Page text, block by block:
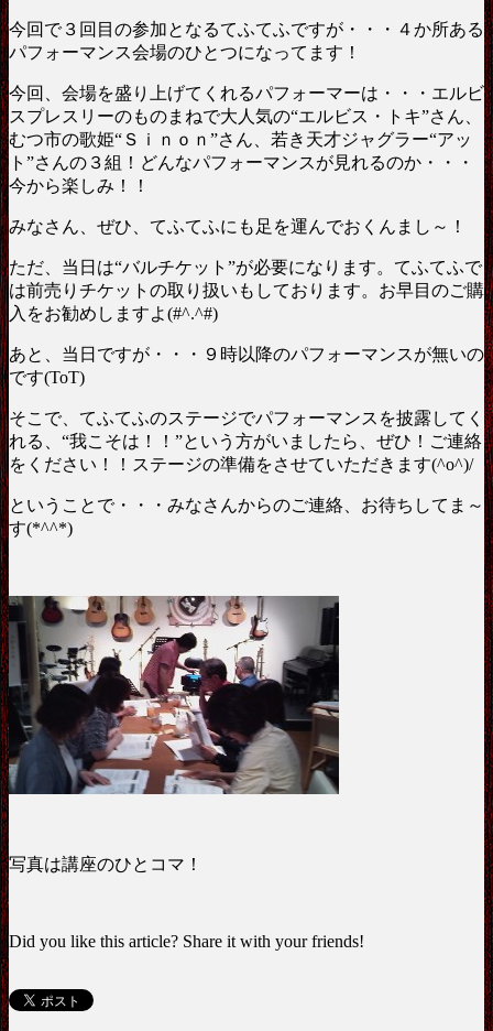
今回で３回目の参加となるてふてふですが・・・４か所ある
パフォーマンス会場のひとつになってます！
今回、会場を盛り上げてくれるパフォーマーは・・・エルビ
スプレスリーのものまねで大人気の“エルビス・トキ”さん、
むつ市の歌姫“Ｓｉｎｏｎ”さん、若き天才ジャグラー“アッ
ト”さんの３組！どんなパフォーマンスが見れるのか・・・
今から楽しみ！！
みなさん、ぜひ、てふてふにも足を運んでおくんまし～！
ただ、当日は“バルチケット”が必要になります。てふてふで
は前売りチケットの取り扱いもしております。お早目のご購
入をお勧めしますよ(#^.^#)
あと、当日ですが・・・９時以降のパフォーマンスが無いの
です(ToT)
そこで、てふてふのステージでパフォーマンスを披露してく
れる、“我こそは！！”という方がいましたら、ぜひ！ご連絡
をください！！ステージの準備をさせていただきます(^o^)/
ということで・・・みなさんからのご連絡、お待ちしてま～
す(*^^*)
写真は講座のひとコマ！
Did you like this article? Share it with your friends!